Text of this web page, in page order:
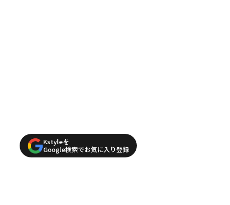
Kstyleを
Google検索でお気に入り登録